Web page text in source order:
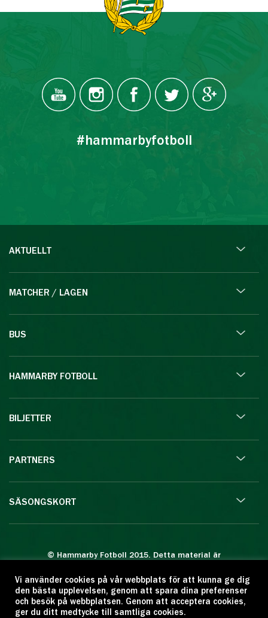
#hammarbyfotboll
AKTUELLT
MATCHER / LAGEN
BUS
HAMMARBY FOTBOLL
BILJETTER
PARTNERS
SÄSONGSKORT
© Hammarby Fotboll 2015. Detta material är
Eftertryck eller annan kopiering är förbjuden.
Citera oss gärna men ange källan:
www.hammarbyfotboll.se. Ansvarig utgivare:
Vi använder cookies på vår webbplats för att kunna ge dig
den bästa upplevelsen, genom att spara dina preferenser
och besök på webbplatsen. Genom att acceptera cookies,
ger du ditt medtycke till samtliga cookies.